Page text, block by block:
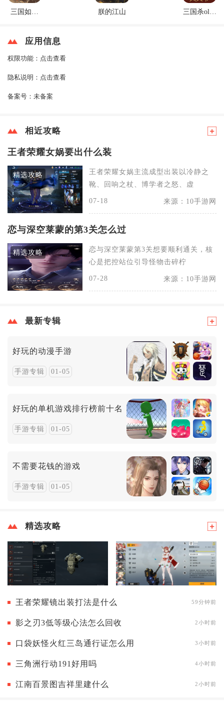
三国如龙
朕的江山
三国杀ol互
应用信息
权限功能： 点击查看
隐私说明： 点击查看
备案号： 未备案
相近攻略
王者荣耀女娲要出什么装
精选攻略
王者荣耀女娲主流成型出装以冷静之
靴、回响之杖、博学者之怒、虚
07-18 来源：10手游网
恋与深空莱蒙的第3关怎么过
精选攻略
恋与深空莱蒙第3关想要顺利通关，核
心是把控站位引导怪物击碎柠
07-28 来源：10手游网
最新专辑
好玩的动漫手游
手游专辑 01-05
好玩的单机游戏排行榜前十名
手游专辑 01-05
不需要花钱的游戏
手游专辑 01-05
精选攻略
王者荣耀镜出装打法是什么 59分钟前
影之刃3低等级心法怎么回收 2小时前
口袋妖怪火红三岛通行证怎么用 3小时前
三角洲行动191好用吗 4小时前
江南百景图吉祥里建什么 2小时前